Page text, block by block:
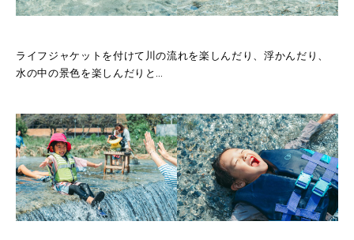
ライフジャケットを付けて川の流れを楽しんだり、浮かんだり、
水の中の景色を楽しんだりと…